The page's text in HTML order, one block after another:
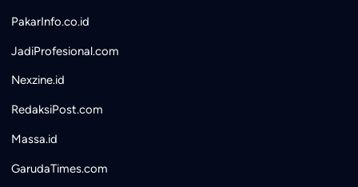
PakarInfo.co.id
JadiProfesional.com
Nexzine.id
RedaksiPost.com
Massa.id
GarudaTimes.com